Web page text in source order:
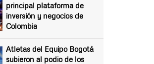
principal plataforma de
inversión y negocios de
Colombia
Atletas del Equipo Bogotá
subieron al podio de los